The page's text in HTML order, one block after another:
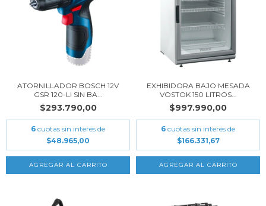
ATORNILLADOR BOSCH 12V
GSR 120-LI SIN BA...
$293.790,00
6 cuotas sin interés de
$48.965,00
EXHIBIDORA BAJO MESADA
VOSTOK 150 LITROS...
$997.990,00
6 cuotas sin interés de
$166.331,67